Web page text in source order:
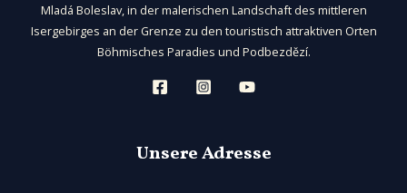
Mladá Boleslav, in der malerischen Landschaft des mittleren
Isergebirges an der Grenze zu den touristisch attraktiven Orten
Böhmisches Paradies und Podbezdězí.
Unsere Adresse